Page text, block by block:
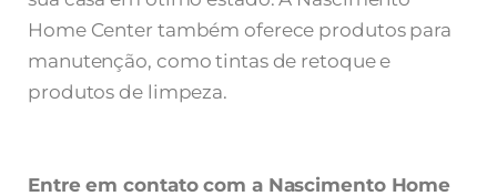
Home Center também oferece produtos para
manutenção, como tintas de retoque e
produtos de limpeza.
Entre em contato com a Nascimento Home